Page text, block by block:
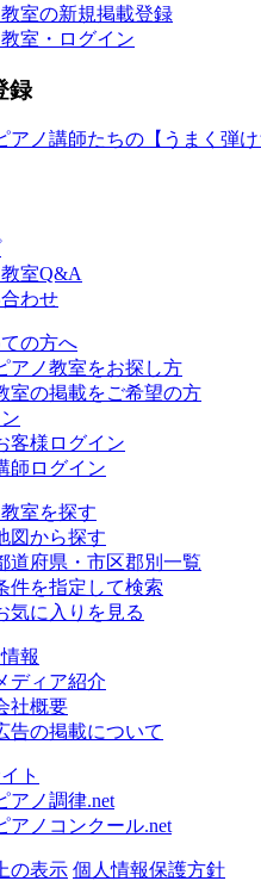
室の新規掲載登録
室・ログイン
録
アノ講師たちの【うまく弾
室Q&A
わせ
の方へ
アノ教室をお探し方
室の掲載をご希望の方
客様ログイン
師ログイン
室を探す
図から探す
道府県・市区郡別一覧
件を指定して検索
気に入りを見る
報
ディア紹介
社概要
告の掲載について
ト
アノ調律.net
アノコンクール.net
の表示 個人情報保護方針